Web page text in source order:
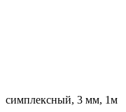
симплексный, 3 мм, 1м